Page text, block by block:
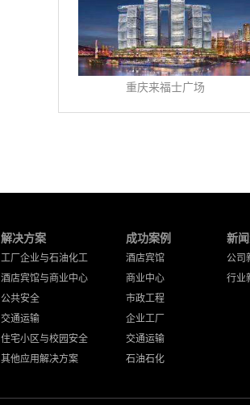
重庆来福士广场
解决方案
工厂企业与石油化工
酒店宾馆与商业中心
公共安全
交通运输
住宅小区与校园安全
其他应用解决方案
成功案例
酒店宾馆
商业中心
市政工程
企业工厂
交通运输
石油石化
新
公司
行业